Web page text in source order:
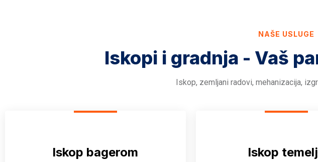
NAŠE USLUGE
Iskopi i gradnja - Vaš
Iskop, zemljani radovi, mehanizacija,
Iskop bagerom Iskop